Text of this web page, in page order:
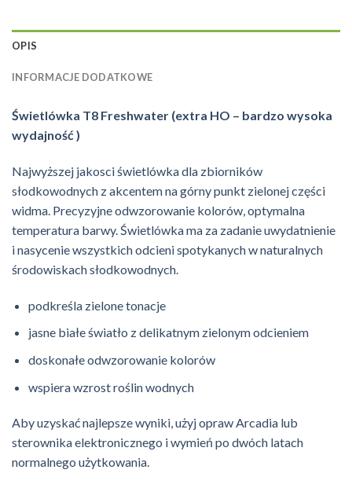
OPIS
INFORMACJE DODATKOWE
Świetlówka T8 Freshwater (extra HO – bardzo wysoka
wydajność )
Najwyższej jakosci świetlówka dla zbiorników
słodkowodnych z akcentem na górny punkt zielonej części
widma. Precyzyjne odwzorowanie kolorów, optymalna
temperatura barwy. Świetlówka ma za zadanie uwydatnienie
i nasycenie wszystkich odcieni spotykanych w naturalnych
środowiskach słodkowodnych.
podkreśla zielone tonacje
jasne białe światło z delikatnym zielonym odcieniem
doskonałe odwzorowanie kolorów
wspiera wzrost roślin wodnych
Aby uzyskać najlepsze wyniki, użyj opraw Arcadia lub
sterownika elektronicznego i wymień po dwóch latach
normalnego użytkowania.